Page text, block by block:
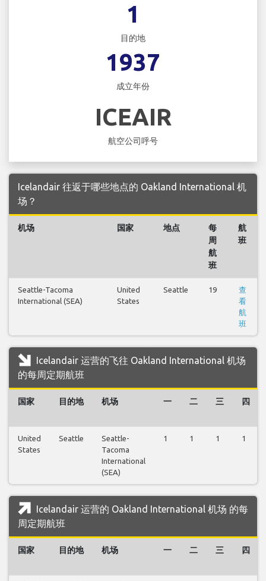
1
目的地
1937
成立年份
ICEAIR
航空公司呼号
Icelandair 往返于哪些地点的 Oakland International 机
场？
机场 国家 地点
每
周
航
班
航
班
Seattle-Tacoma
International (SEA)
United
States
Seattle 19
查
看
航
班
Icelandair 运营的飞往 Oakland International 机场
的每周定期航班
国家 目的地 机场 一 二 三 四
United
States
Seattle
Seattle-
Tacoma
International
(SEA)
1 1 1 1
Icelandair 运营的 Oakland International 机场 的每
周定期航班
国家 目的地 机场 一 二 三 四